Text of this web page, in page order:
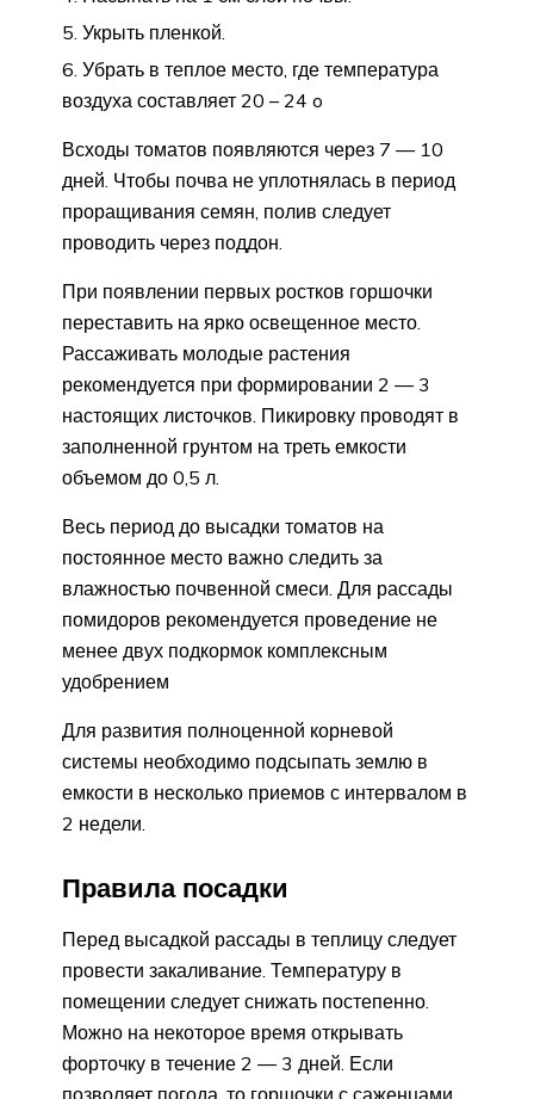
Укрыть пленкой.
Убрать в теплое место, где температура
воздуха составляет 20 – 24 o
Всходы томатов появляются через 7 — 10
дней. Чтобы почва не уплотнялась в период
проращивания семян, полив следует
проводить через поддон.
При появлении первых ростков горшочки
переставить на ярко освещенное место.
Рассаживать молодые растения
рекомендуется при формировании 2 — 3
настоящих листочков. Пикировку проводят в
заполненной грунтом на треть емкости
объемом до 0,5 л.
Весь период до высадки томатов на
постоянное место важно следить за
влажностью почвенной смеси. Для рассады
помидоров рекомендуется проведение не
менее двух подкормок комплексным
удобрением
Для развития полноценной корневой
системы необходимо подсыпать землю в
емкости в несколько приемов с интервалом в
2 недели.
Правила посадки
Перед высадкой рассады в теплицу следует
провести закаливание. Температуру в
помещении следует снижать постепенно.
Можно на некоторое время открывать
форточку в течение 2 — 3 дней. Если